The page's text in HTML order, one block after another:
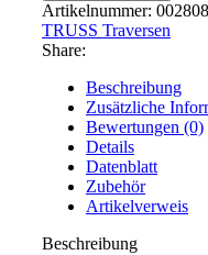
Artikelnummer:
TRUSS Traversen
Share:
Beschreibung
Zusätzliche
Bewertungen (0)
Details
Datenblatt
Zubehör
Artikelverweis
Beschreibung